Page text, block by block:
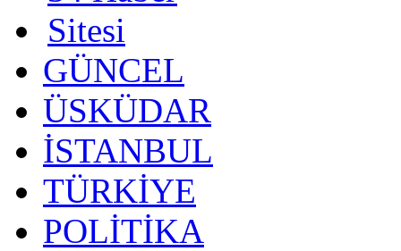
GÜNCEL
ÜSKÜDAR
İSTANBUL
TÜRKİYE
POLİTİKA